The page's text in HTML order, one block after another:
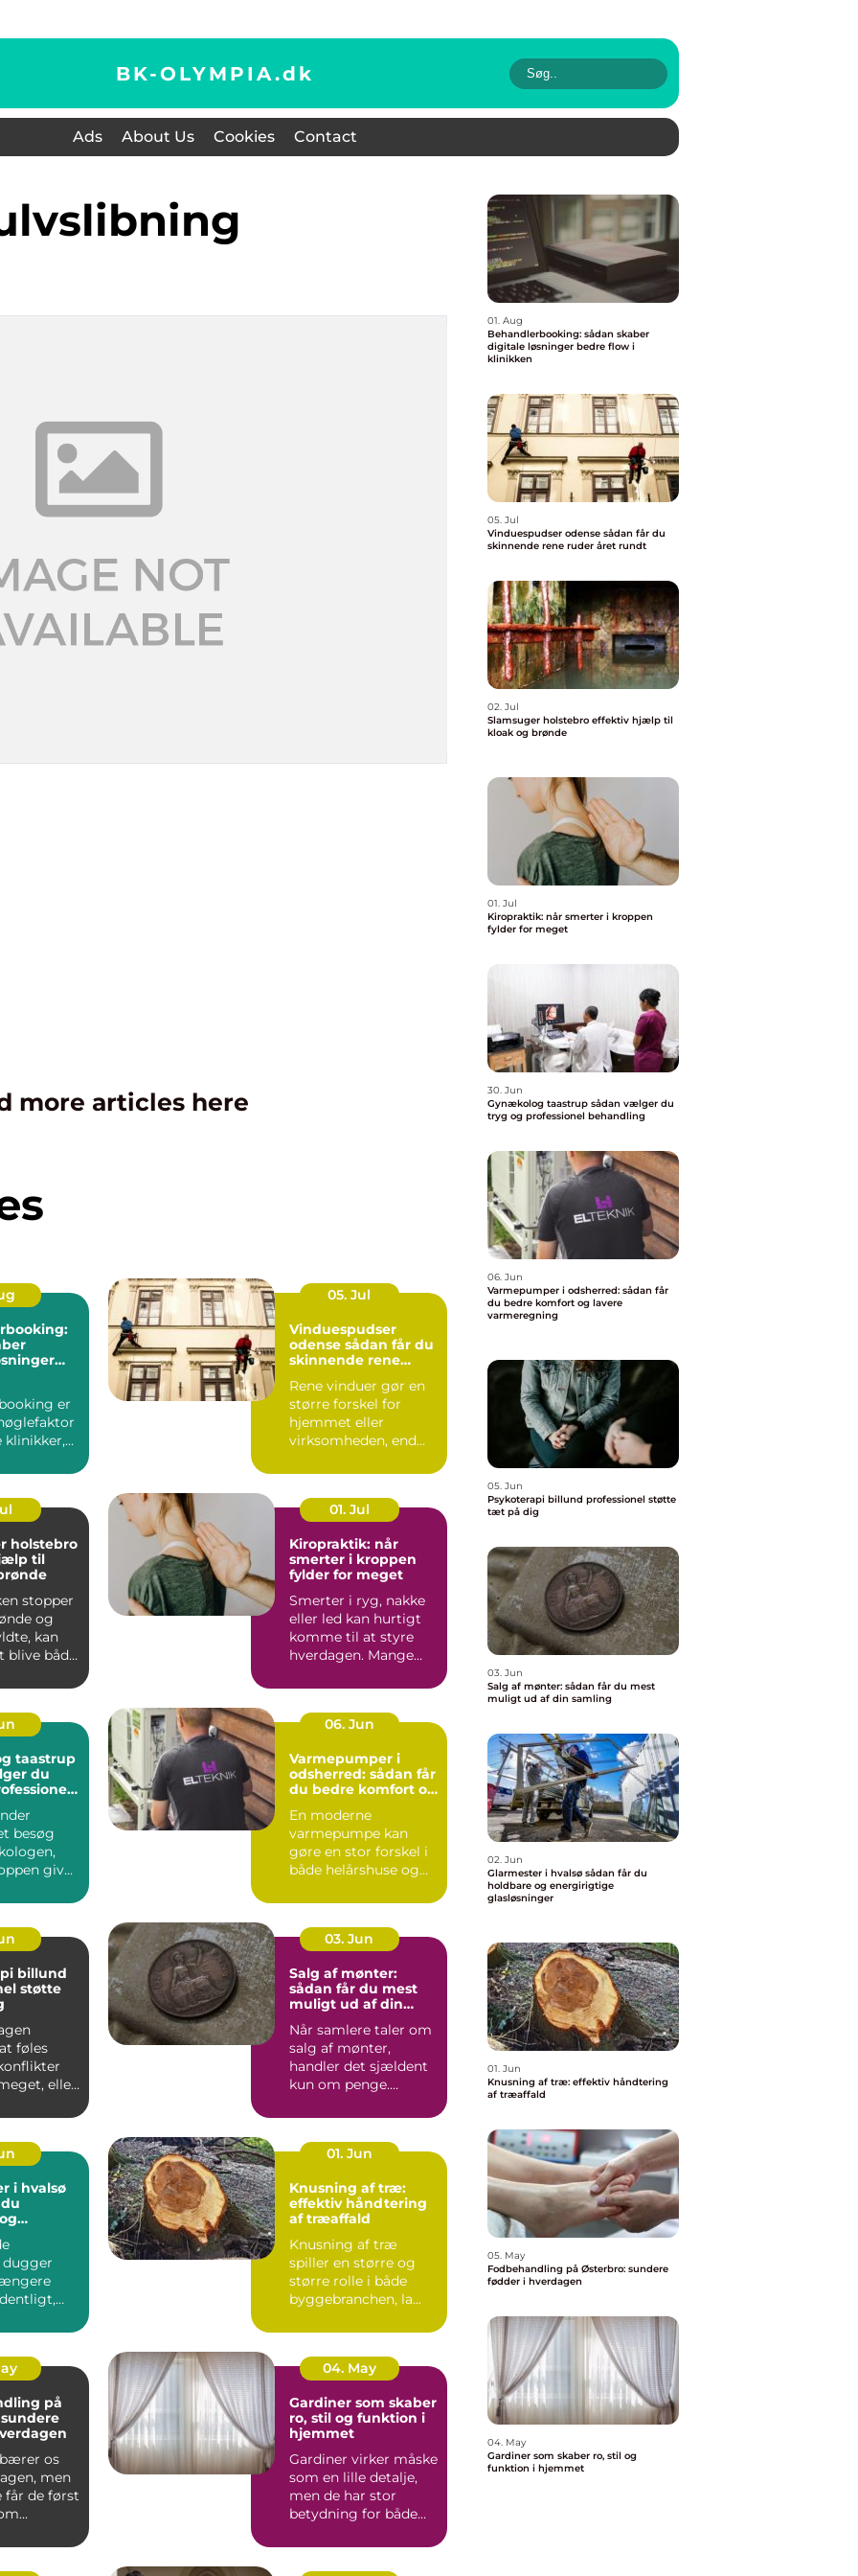
BK-OLYMPIA.dk
Ads About Us Cookies Contact
more articles here
er
klinikker,
05. Jul
Vinduespudser
odense sådan får du
skinnende rene
Rene vinduer gør en
større forskel for
hjemmet eller
virksomheden, end
Lysindfaldet bliv...
holstebro
til
stopper
og
kan
blive både
01. Jul
Kiropraktik: når
smerter i kroppen
fylder for meget
Smerter i ryg, nakke
eller led kan hurtigt
komme til at styre
hverdagen. Mange
taastrup
du
besøg
giver
06. Jun
Varmepumper i
odsherred: sådan får
du bedre komfort og
En moderne
varmepumpe kan
gøre en stor forskel i
både helårshuse og
Odsherred. Mange
væ...
billund
støtte
føles
eller
03. Jun
Salg af mønter:
sådan får du mest
muligt ud af din
Når samlere taler om
salg af mønter,
handler det sjældent
kun om penge.
historie, hånd...
i hvalsø
01. Jun
Knusning af træ:
effektiv håndtering
af træaffald
Knusning af træ
spiller en større og
større rolle i både
byggebranchen, la...
på
os
men
får de først
04. May
Gardiner som skaber
ro, stil og funktion i
hjemmet
Gardiner virker måske
som en lille detalje,
men de har stor
betydning for både
01. Aug
Behandlerbooking: sådan skaber
digitale løsninger bedre flow i
klinikken
05. Jul
Vinduespudser odense sådan får du
skinnende rene ruder året rundt
02. Jul
Slamsuger holstebro effektiv hjælp til
kloak og brønde
01. Jul
Kiropraktik: når smerter i kroppen
fylder for meget
30. Jun
Gynækolog taastrup sådan vælger du
tryg og professionel behandling
06. Jun
Varmepumper i odsherred: sådan får
du bedre komfort og lavere
varmeregning
05. Jun
Psykoterapi billund professionel støtte
tæt på dig
03. Jun
Salg af mønter: sådan får du mest
muligt ud af din samling
02. Jun
Glarmester i hvalsø sådan får du
holdbare og energirigtige
glasløsninger
01. Jun
Knusning af træ: effektiv håndtering
af træaffald
05. May
Fodbehandling på Østerbro: sundere
fødder i hverdagen
04. May
Gardiner som skaber ro, stil og
funktion i hjemmet